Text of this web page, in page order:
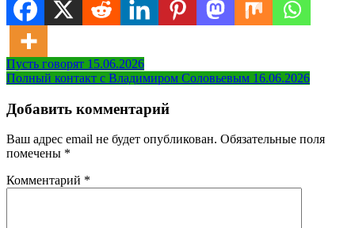
Навигация
по
записям
Пусть говорят 15.06.2026
Полный контакт с Владимиром Соловьевым 16.06.2026
Добавить комментарий
Ваш адрес email не будет опубликован. Обязательные поля
помечены *
Комментарий *